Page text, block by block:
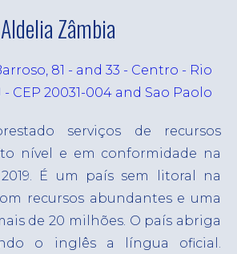
terceirização de serviços
Folha de Pagamento
processo de recrutamento
para Recursos
Aldelia Zâmbia
81 - and 33 - Centro - Rio
- CEP 20031-004 and Sao Paolo
serviços de recursos
nível e em conformidade na
É um país sem litoral na
recursos abundantes e uma
de 20 milhões. O país abriga
o inglês a língua oficial.